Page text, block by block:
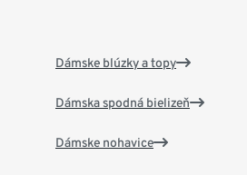
Dámske blúzky a topy
Dámska spodná bielizeň
Dámske nohavice